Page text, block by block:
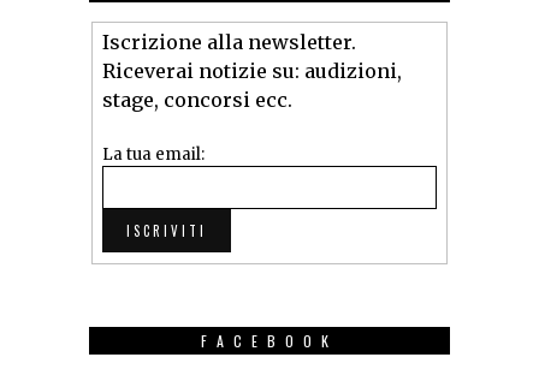
Iscrizione alla newsletter.
Riceverai notizie su: audizioni,
stage, concorsi ecc.
La tua email:
FACEBOOK